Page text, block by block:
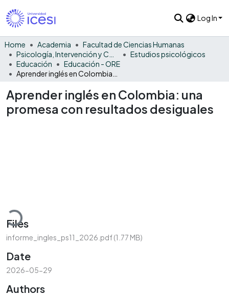
Log In
Home Academia
Facultad de Ciencias Humanas
Estudios psicológicos
Educación
Educación - ORE
Aprender inglés en Colombia: una
promesa con resultados desiguales
Loading...
Files
informe_ingles_ps11_2026.pdf(1.77 MB)
Date
2026-05-29
Authors